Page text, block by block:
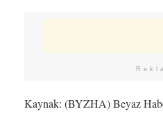
Kaynak: (BYZHA) Beyaz